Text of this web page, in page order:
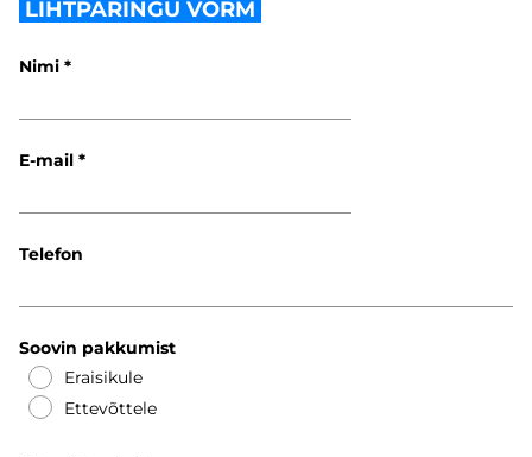
LIHTPÄRINGU VORM
Nimi
E-mail
Telefon
Soovin pakkumist
Eraisikule
Ettevõttele